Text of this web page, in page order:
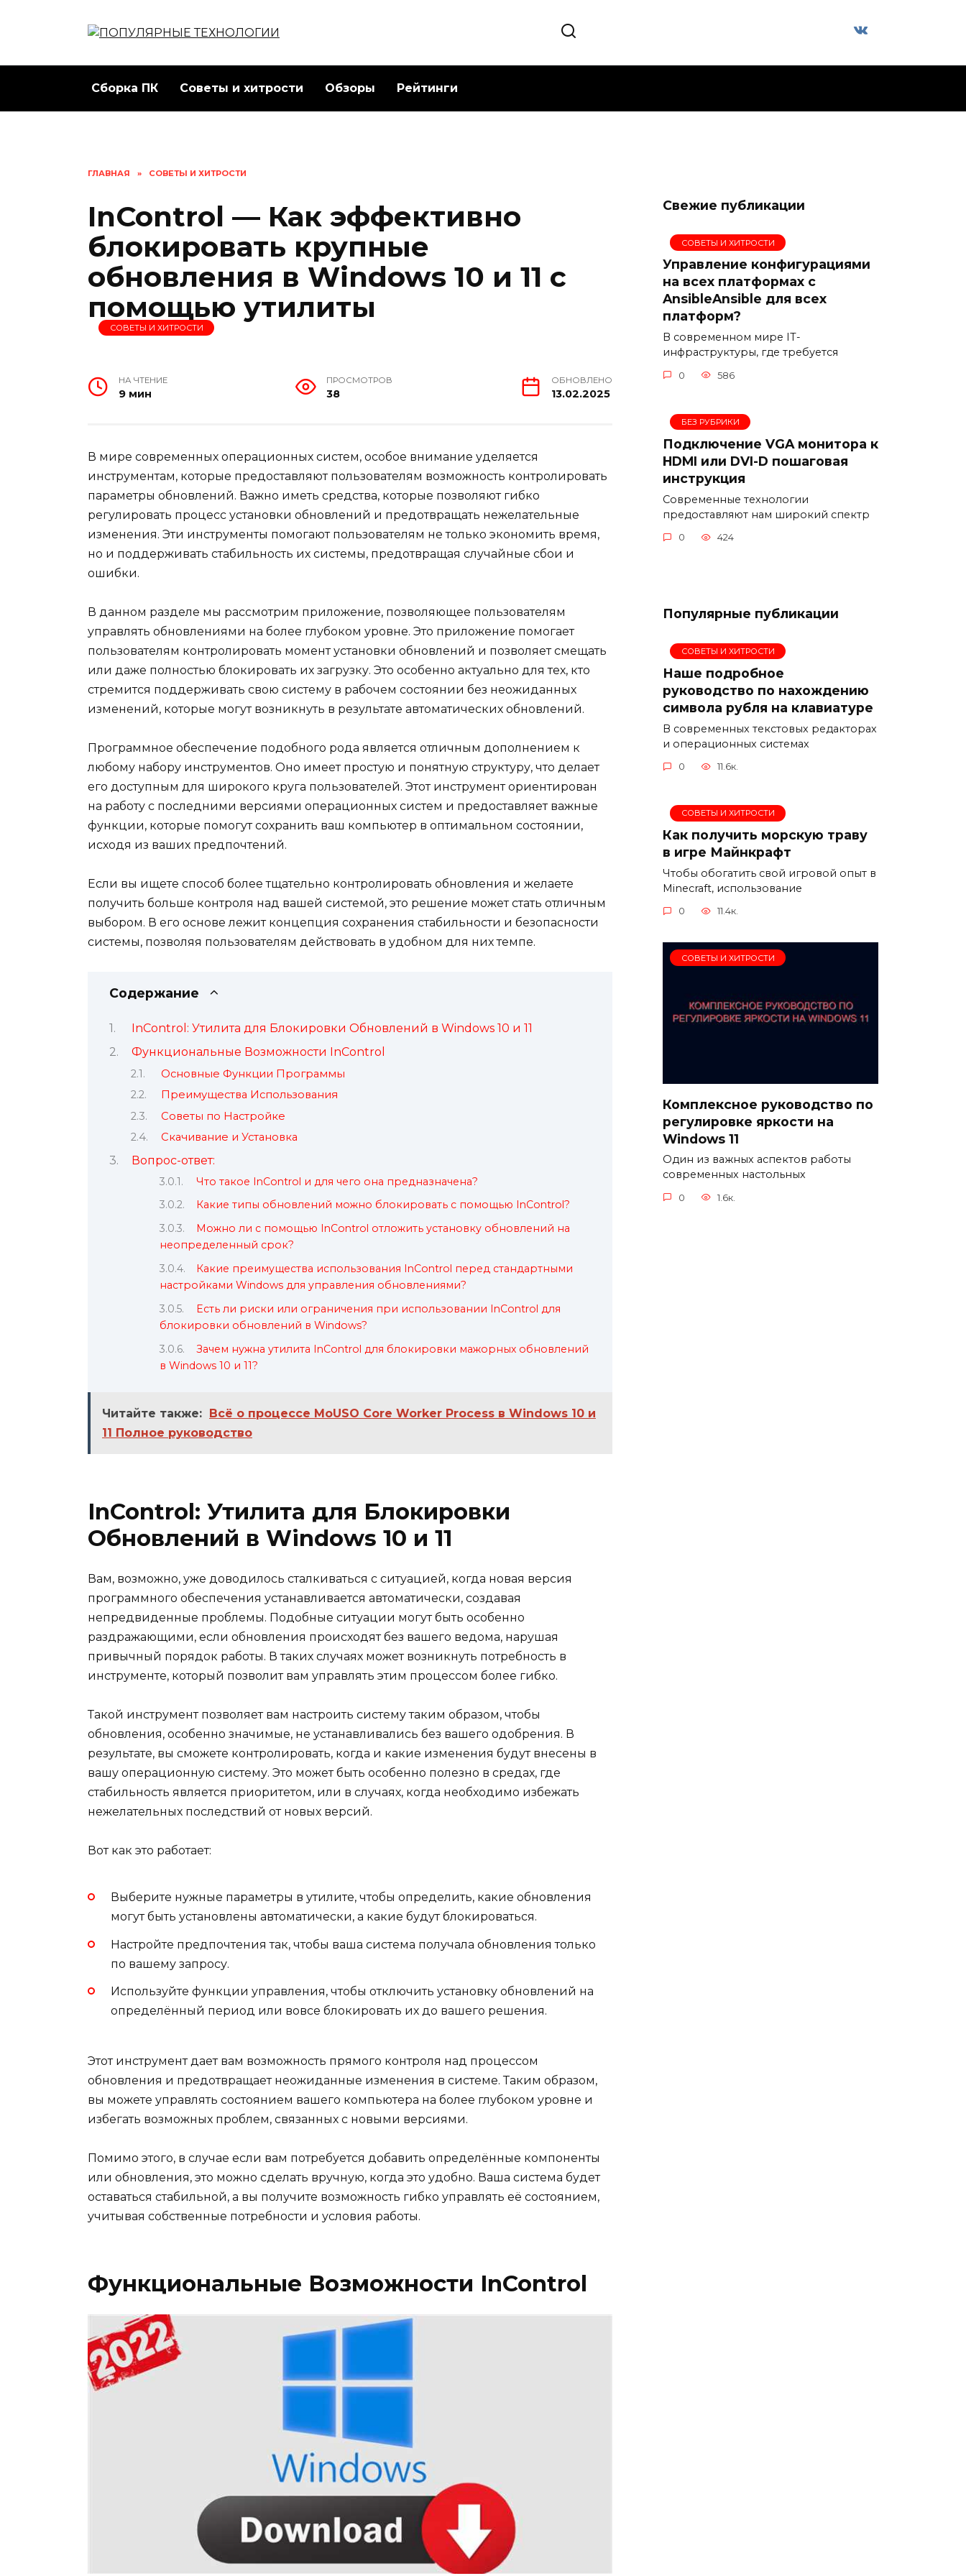
Сборка ПК Советы и хитрости Обзоры Рейтинги
ГЛАВНАЯ » СОВЕТЫ И ХИТРОСТИ
InControl — Как эффективно
блокировать крупные
обновления в Windows 10 и 11 с
помощью утилиты
СОВЕТЫ И ХИТРОСТИ
НА ЧТЕНИЕ
9 мин
ПРОСМОТРОВ
38
ОБНОВЛЕНО
13.02.2025
В мире современных операционных систем, особое внимание уделяется
инструментам, которые предоставляют пользователям возможность контролировать
параметры обновлений. Важно иметь средства, которые позволяют гибко
регулировать процесс установки обновлений и предотвращать нежелательные
изменения. Эти инструменты помогают пользователям не только экономить время,
но и поддерживать стабильность их системы, предотвращая случайные сбои и
ошибки.
В данном разделе мы рассмотрим приложение, позволяющее пользователям
управлять обновлениями на более глубоком уровне. Это приложение помогает
пользователям контролировать момент установки обновлений и позволяет смещать
или даже полностью блокировать их загрузку. Это особенно актуально для тех, кто
стремится поддерживать свою систему в рабочем состоянии без неожиданных
изменений, которые могут возникнуть в результате автоматических обновлений.
Программное обеспечение подобного рода является отличным дополнением к
любому набору инструментов. Оно имеет простую и понятную структуру, что делает
его доступным для широкого круга пользователей. Этот инструмент ориентирован
на работу с последними версиями операционных систем и предоставляет важные
функции, которые помогут сохранить ваш компьютер в оптимальном состоянии,
исходя из ваших предпочтений.
Если вы ищете способ более тщательно контролировать обновления и желаете
получить больше контроля над вашей системой, это решение может стать отличным
выбором. В его основе лежит концепция сохранения стабильности и безопасности
системы, позволяя пользователям действовать в удобном для них темпе.
Содержание
InControl: Утилита для Блокировки Обновлений в Windows 10 и 11
Функциональные Возможности InControl
Основные Функции Программы
Преимущества Использования
Советы по Настройке
Скачивание и Установка
Вопрос-ответ:
Что такое InControl и для чего она предназначена?
Какие типы обновлений можно блокировать с помощью InControl?
Можно ли с помощью InControl отложить установку обновлений на
неопределенный срок?
Какие преимущества использования InControl перед стандартными
настройками Windows для управления обновлениями?
Есть ли риски или ограничения при использовании InControl для
блокировки обновлений в Windows?
Зачем нужна утилита InControl для блокировки мажорных обновлений
в Windows 10 и 11?
Читайте также: Всё о процессе MoUSO Core Worker Process в Windows 10 и
11 Полное руководство
InControl: Утилита для Блокировки
Обновлений в Windows 10 и 11
Вам, возможно, уже доводилось сталкиваться с ситуацией, когда новая версия
программного обеспечения устанавливается автоматически, создавая
непредвиденные проблемы. Подобные ситуации могут быть особенно
раздражающими, если обновления происходят без вашего ведома, нарушая
привычный порядок работы. В таких случаях может возникнуть потребность в
инструменте, который позволит вам управлять этим процессом более гибко.
Такой инструмент позволяет вам настроить систему таким образом, чтобы
обновления, особенно значимые, не устанавливались без вашего одобрения. В
результате, вы сможете контролировать, когда и какие изменения будут внесены в
вашу операционную систему. Это может быть особенно полезно в средах, где
стабильность является приоритетом, или в случаях, когда необходимо избежать
нежелательных последствий от новых версий.
Вот как это работает:
Выберите нужные параметры в утилите, чтобы определить, какие обновления
могут быть установлены автоматически, а какие будут блокироваться.
Настройте предпочтения так, чтобы ваша система получала обновления только
по вашему запросу.
Используйте функции управления, чтобы отключить установку обновлений на
определённый период или вовсе блокировать их до вашего решения.
Этот инструмент дает вам возможность прямого контроля над процессом
обновления и предотвращает неожиданные изменения в системе. Таким образом,
вы можете управлять состоянием вашего компьютера на более глубоком уровне и
избегать возможных проблем, связанных с новыми версиями.
Помимо этого, в случае если вам потребуется добавить определённые компоненты
или обновления, это можно сделать вручную, когда это удобно. Ваша система будет
оставаться стабильной, а вы получите возможность гибко управлять её состоянием,
учитывая собственные потребности и условия работы.
Функциональные Возможности InControl
Свежие публикации
СОВЕТЫ И ХИТРОСТИ
Управление конфигурациями
на всех платформах с
AnsibleAnsible для всех
платформ?
В современном мире IT-
инфраструктуры, где требуется
0 586
БЕЗ РУБРИКИ
Подключение VGA монитора к
HDMI или DVI-D пошаговая
инструкция
Современные технологии
предоставляют нам широкий спектр
0 424
Популярные публикации
СОВЕТЫ И ХИТРОСТИ
Наше подробное
руководство по нахождению
символа рубля на клавиатуре
В современных текстовых редакторах
и операционных системах
0 11.6к.
СОВЕТЫ И ХИТРОСТИ
Как получить морскую траву
в игре Майнкрафт
Чтобы обогатить свой игровой опыт в
Minecraft, использование
0 11.4к.
СОВЕТЫ И ХИТРОСТИ
Комплексное руководство по
регулировке яркости на
Windows 11
Один из важных аспектов работы
современных настольных
0 1.6к.